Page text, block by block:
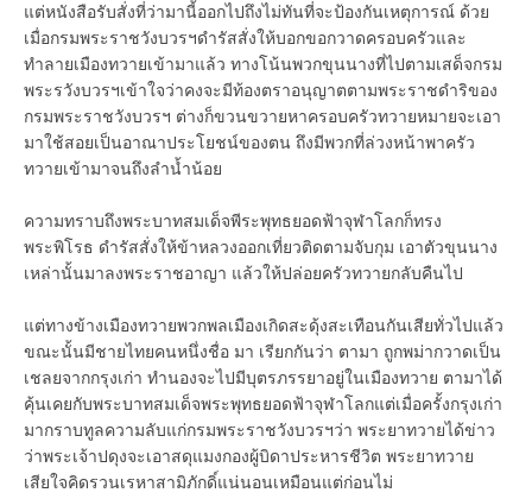
แต่หนังสือรับสั่งที่ว่ามานี้ออกไปถึงไม่ทันที่จะป้องกันเหตุการณ์ ด้วย
เมื่อกรมพระราชวังบวรฯดำรัสสั่งให้บอกขอกวาดครอบครัวและ
ทำลายเมืองทวายเข้ามาแล้ว ทางโน้นพวกขุนนางที่ไปตามเสด็จกรม
พระรวังบวรฯเข้าใจว่าคงจะมีท้องตราอนุญาตตามพระราชดำริของ
กรมพระราชวังบวรฯ ต่างก็ขวนขวายหาครอบครัวทวายหมายจะเอา
มาใช้สอยเป็นอาณาประโยชน์ของตน ถึงมีพวกที่ล่วงหน้าพาครัว
ทวายเข้ามาจนถึงลำน้ำน้อย
ความทราบถึงพระบาทสมเด็จพีระพุทธยอดฟ้าจุฬาโลกก็ทรง
พระพิโรธ ดำรัสสั่งให้ข้าหลวงออกเที่ยวติดตามจับกุม เอาตัวขุนนาง
เหล่านั้นมาลงพระราชอาญา แล้วให้ปล่อยครัวทวายกลับคืนไป
แต่ทางข้างเมืองทวายพวกพลเมืองเกิดสะดุ้งสะเทือนกันเสียทั่วไปแล้ว
ขณะนั้นมีชายไทยคนหนึ่งชื่อ มา เรียกกันว่า ตามา ถูกพม่ากวาดเป็น
เชลยจากกรุงเก่า ทำนองจะไปมีบุตรภรรยาอยู่ในเมืองทวาย ตามาได้
คุ้นเคยกับพระบาทสมเด็จพระพุทธยอดฟ้าจุฬาโลกแต่เมื่อครั้งกรุงเก่า
มากราบทูลความลับแก่กรมพระราชวังบวรฯว่า พระยาทวายได้ข่าว
ว่าพระเจ้าปดุงจะเอาสดุแมงกองผู้บิดาประหารชีวิต พระยาทวาย
เสียใจคิดรวนเรหาสามิภักดิ์แน่นอนเหมือนแต่ก่อนไม่